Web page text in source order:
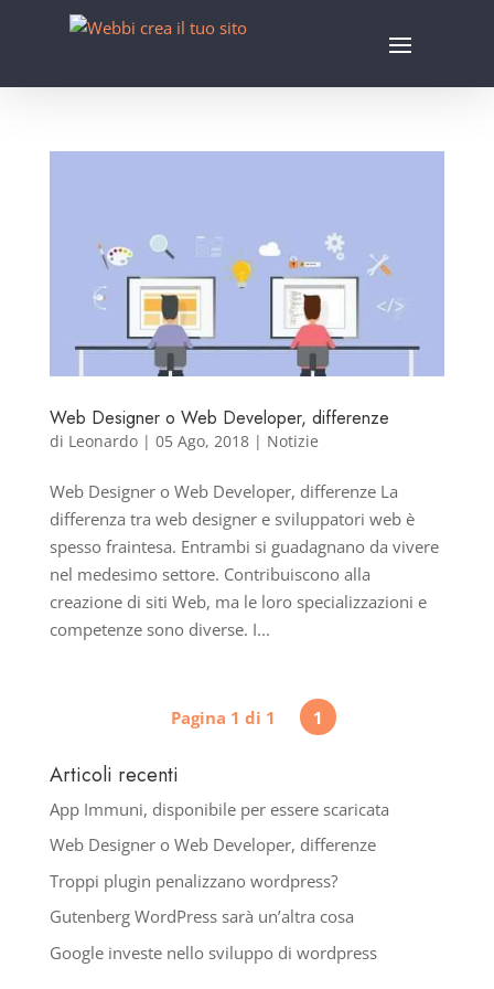
Web Designer o Web Developer, differenze
di Leonardo| 05 Ago, 2018| Notizie
Web Designer o Web Developer, differenze La
differenza tra web designer e sviluppatori web è
spesso fraintesa. Entrambi si guadagnano da vivere
nel medesimo settore. Contribuiscono alla
creazione di siti Web, ma le loro specializzazioni e
competenze sono diverse. I...
Pagina 1 di 1 1
Articoli recenti
App Immuni, disponibile per essere scaricata
Web Designer o Web Developer, differenze
Troppi plugin penalizzano wordpress?
Gutenberg WordPress sarà un’altra cosa
Google investe nello sviluppo di wordpress